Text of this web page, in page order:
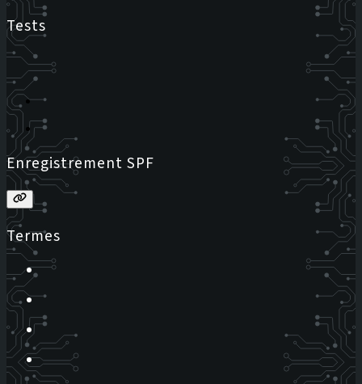
Tests
Enregistrement SPF
Termes